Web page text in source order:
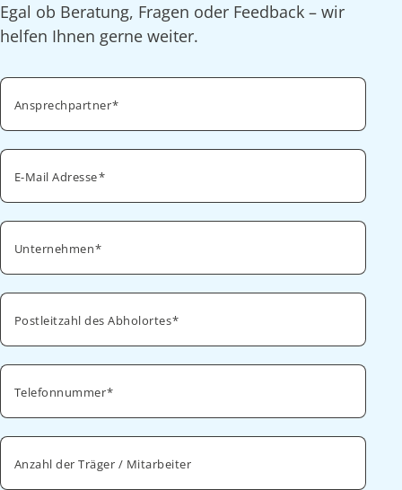
Egal ob Beratung, Fragen oder Feedback – wir
helfen Ihnen gerne weiter.
Ansprechpartner
E-Mail Adresse
Unternehmen
Postleitzahl des Abholortes
Telefonnummer
Anzahl der Träger / Mitarbeiter